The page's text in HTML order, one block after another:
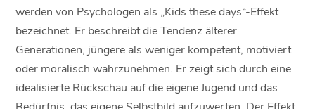
werden von Psychologen als „Kids these days“-Effekt
bezeichnet. Er beschreibt die Tendenz älterer
Generationen, jüngere als weniger kompetent, motiviert
oder moralisch wahrzunehmen. Er zeigt sich durch eine
idealisierte Rückschau auf die eigene Jugend und das
Bedürfnis, das eigene Selbstbild aufzuwerten. Der Effekt